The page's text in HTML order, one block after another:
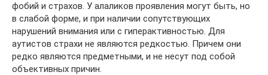
фобий и страхов. У алаликов проявления могут быть, но
в слабой форме, и при наличии сопутствующих
нарушений внимания или с гиперактивностью. Для
аутистов страхи не являются редкостью. Причем они
редко являются предметными, и не несут под собой
объективных причин.